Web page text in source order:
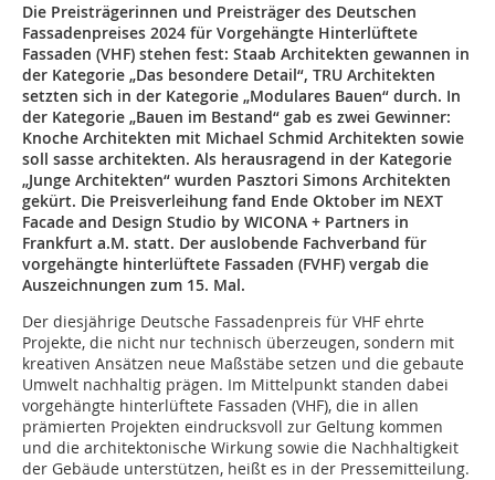
Die Preisträgerinnen und Preisträger des Deutschen
Fassadenpreises 2024 für Vorgehängte Hinterlüftete
Fassaden (VHF) stehen fest: Staab Architekten gewannen in
der Kategorie „Das besondere Detail“, TRU Architekten
setzten sich in der Kategorie „Modulares Bauen“ durch. In
der Kategorie „Bauen im Bestand“ gab es zwei Gewinner:
Knoche Architekten mit Michael Schmid Architekten sowie
soll sasse architekten. Als herausragend in der Kategorie
„Junge Architekten“ wurden Pasztori Simons Architekten
gekürt. Die Preisverleihung fand Ende Oktober im NEXT
Facade and Design Studio by WICONA + Partners in
Frankfurt a.M. statt. Der auslobende Fachverband für
vorgehängte hinterlüftete Fassaden (FVHF) vergab die
Auszeichnungen zum 15. Mal.
Der diesjährige Deutsche Fassadenpreis für VHF ehrte
Projekte, die nicht nur technisch überzeugen, sondern mit
kreativen Ansätzen neue Maßstäbe setzen und die gebaute
Umwelt nachhaltig prägen. Im Mittelpunkt standen dabei
vorgehängte hinterlüftete Fassaden (VHF), die in allen
prämierten Projekten eindrucksvoll zur Geltung kommen
und die architektonische Wirkung sowie die Nachhaltigkeit
der Gebäude unterstützen, heißt es in der Pressemitteilung.